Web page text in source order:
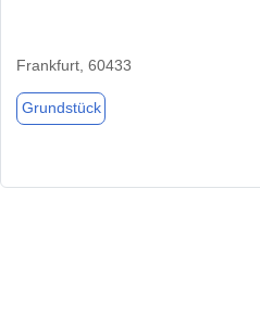
Frankfurt, 60433
Grundstück